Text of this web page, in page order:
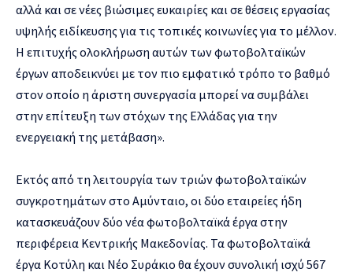
αλλά και σε νέες βιώσιμες ευκαιρίες και σε θέσεις εργασίας
υψηλής ειδίκευσης για τις τοπικές κοινωνίες για το μέλλον.
Η επιτυχής ολοκλήρωση αυτών των φωτοβολταϊκών
έργων αποδεικνύει με τον πιο εμφατικό τρόπο το βαθμό
στον οποίο η άριστη συνεργασία μπορεί να συμβάλει
στην επίτευξη των στόχων της Ελλάδας για την
ενεργειακή της μετάβαση».
Εκτός από τη λειτουργία των τριών φωτοβολταϊκών
συγκροτημάτων στο Αμύνταιο, οι δύο εταιρείες ήδη
κατασκευάζουν δύο νέα φωτοβολταϊκά έργα στην
περιφέρεια Κεντρικής Μακεδονίας. Τα φωτοβολταϊκά
έργα Κοτύλη και Νέο Συράκιο θα έχουν συνολική ισχύ 567